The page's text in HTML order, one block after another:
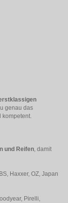
genau das
kompetent.
und Reifen, damit
Haxxer, OZ, Japan
Pirelli,